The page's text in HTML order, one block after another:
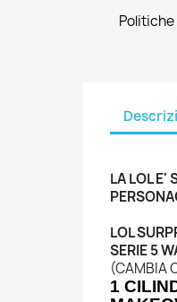
LA LOL E'
LOL
SERIE 5
(CAMBIA
1